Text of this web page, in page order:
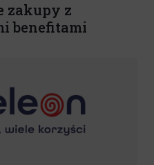
zakupy z
benefitami